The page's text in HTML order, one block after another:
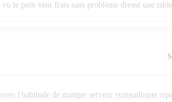
le petit vent frais sans problème dressé une
l'habitude de manger serveur sympathique